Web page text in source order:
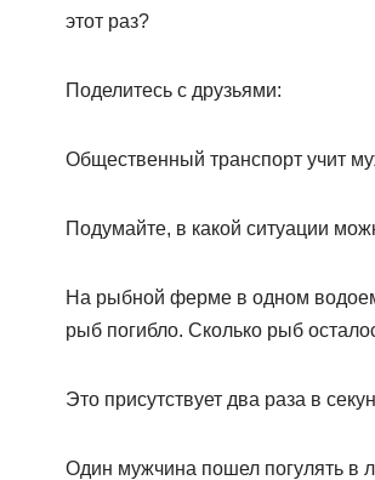
этот раз?
Поделитесь с друзьями:
Общественный транспорт учит
Подумайте, в какой ситуации
На рыбной ферме в одном
рыб погибло. Сколько рыб
Это присутствует два раза в
Один мужчина пошел погулять в